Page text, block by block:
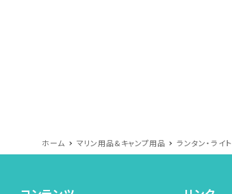
ホーム マリン用品&キャンプ用品 ランタン・ライト